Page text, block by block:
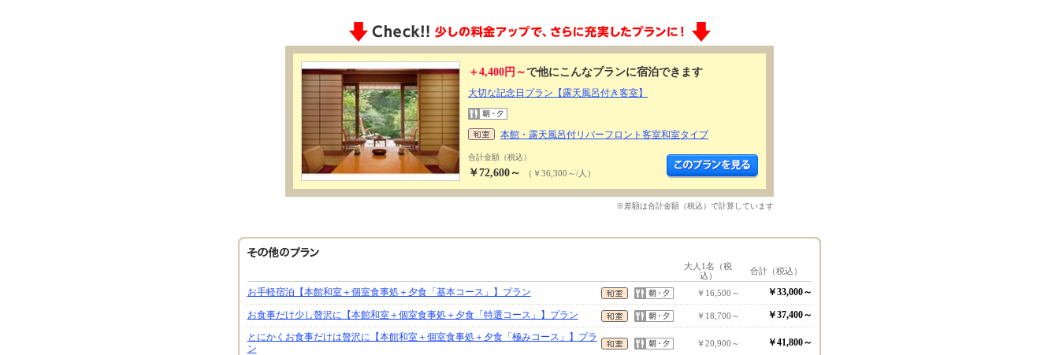
＋4,400円～で他にこんなプランに宿泊できます
大切な記念日プラン【露天風呂付き客室】
本館・露天風呂付リバーフロント客室和室タイプ
合計金額（税込）
￥72,600～ （￥36,300～/人）
※差額は合計金額（税込）で計算しています
大人1名（税
込）
合計（税込）
お手軽宿泊【本館和室＋個室食事処＋夕食「基本コース」】プラン ￥16,500～ ￥33,000～
お食事だけ少し贅沢に【本館和室＋個室食事処＋夕食「特選コース」】プラン ￥18,700～
￥37,400～
とにかくお食事だけは贅沢に【本館和室＋個室食事処＋夕食「極みコース」】プラ
ン
￥20,900～ ￥41,800～